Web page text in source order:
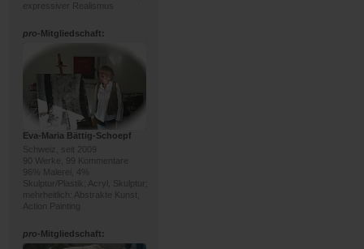
expressiver Realismus
pro-Mitgliedschaft:
Eva-Maria Bättig-Schoepf
Schweiz, seit 2009
90 Werke, 99 Kommentare
96% Malerei, 4%
Skulptur/Plastik; Acryl, Skulptur;
mehrheitlich: Abstrakte Kunst,
Action Painting
pro-Mitgliedschaft: